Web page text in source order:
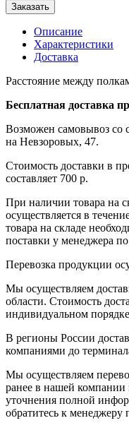
Заказать
Описание
Характеристики
Доставка
Расстояние между
Бесплатная доставка
Возможен самовывоз со
на Невзоровых, 47.
Стоимость доставки в
составляет 700 р.
При наличии товара на
осуществляется в
товара на складе
поставки у менеджера
Перевозка продукции
Мы осуществляем
области. Стоимость
индивидуальном
В регионы России
компаниями до
Мы осуществляем
ранее в нашей компании
уточнения полной
обратитесь к менеджеру